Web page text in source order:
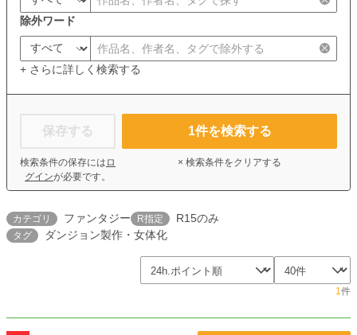
除外ワード
+ さらに詳しく検索する
保存する
検索条件の保存には ロ
グインが必要です。
1件を検索する
× 検索条件をクリアする
カテゴリ ファンタジー R指定 R15のみ
タグ ダンジョン製作・女体化
1件